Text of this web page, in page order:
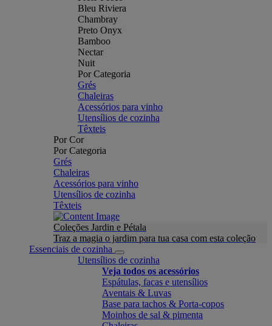
Bleu Riviera
Chambray
Preto Onyx
Bamboo
Nectar
Nuit
Por Categoria
Grés
Chaleiras
Acessórios para vinho
Utensílios de cozinha
Têxteis
Por Cor
Por Categoria
Grés
Chaleiras
Acessórios para vinho
Utensílios de cozinha
Têxteis
Coleções Jardin e Pétala
Traz a magia o jardim para tua casa com esta coleção
Essenciais de cozinha
Utensílios de cozinha
Veja todos os acessórios
Espátulas, facas e utensílios
Aventais & Luvas
Base para tachos & Porta-copos
Moinhos de sal & pimenta